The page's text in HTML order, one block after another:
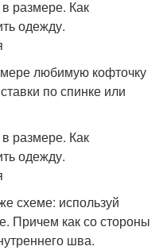
любимую кофточку
по спинке или
схеме: используй
Причем как со стороны
шва.